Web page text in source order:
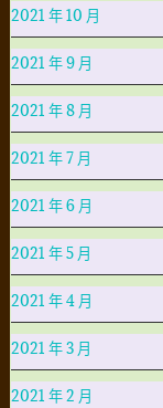
2021 年 10 月
2021 年 9 月
2021 年 8 月
2021 年 7 月
2021 年 6 月
2021 年 5 月
2021 年 4 月
2021 年 3 月
2021 年 2 月